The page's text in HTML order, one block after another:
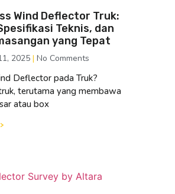
Wind Deflector Truk:
Teknis, dan
yang Tepat
2025 No Comments
Deflector pada Truk?
terutama yang membawa
atau box